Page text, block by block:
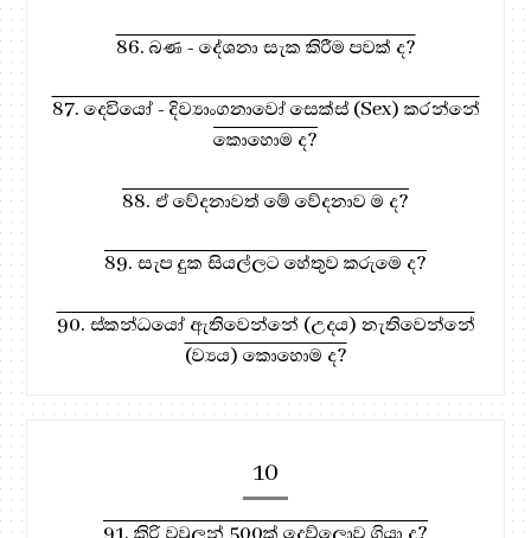
86. බණ - දේශනා සැක කිරීම පවක් ද?
87. දෙවියෝ - දිව්‍යාංගනාවෝ සෙක්ස් (Sex) කරන්නේ
කොහොම ද?
88. ඒ වේදනාවත් මේ වේදනාව ම ද?
89. සැප දුක සියල්ලට හේතුව කරුමෙ ද?
90. ස්කන්ධයෝ ඇතිවෙන්නේ (උදය) නැතිවෙන්නේ
(ව්‍යය) කොහොම ද?
10